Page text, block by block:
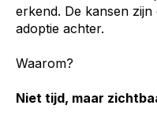
erkend. De kansen
adoptie achter.
Waarom?
Niet tijd, maar